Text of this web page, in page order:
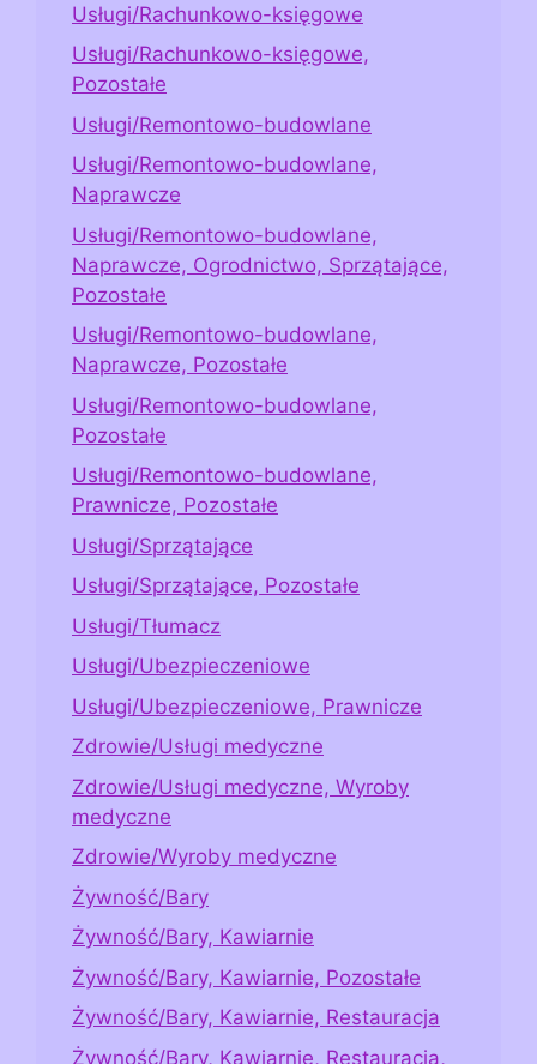
Usługi/Rachunkowo-księgowe
Usługi/Rachunkowo-księgowe,
Pozostałe
Usługi/Remontowo-budowlane
Usługi/Remontowo-budowlane,
Naprawcze
Usługi/Remontowo-budowlane,
Naprawcze, Ogrodnictwo, Sprzątające,
Pozostałe
Usługi/Remontowo-budowlane,
Naprawcze, Pozostałe
Usługi/Remontowo-budowlane,
Pozostałe
Usługi/Remontowo-budowlane,
Prawnicze, Pozostałe
Usługi/Sprzątające
Usługi/Sprzątające, Pozostałe
Usługi/Tłumacz
Usługi/Ubezpieczeniowe
Usługi/Ubezpieczeniowe, Prawnicze
Zdrowie/Usługi medyczne
Zdrowie/Usługi medyczne, Wyroby
medyczne
Zdrowie/Wyroby medyczne
Żywność/Bary
Żywność/Bary, Kawiarnie
Żywność/Bary, Kawiarnie, Pozostałe
Żywność/Bary, Kawiarnie, Restauracja
Żywność/Bary, Kawiarnie, Restauracja,